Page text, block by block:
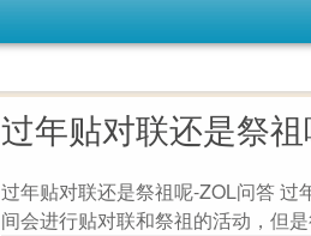
过年贴对联还是祭
过年贴对联还是祭祖呢-ZOL问答 过
间会进行贴对联和祭祖的活动，但